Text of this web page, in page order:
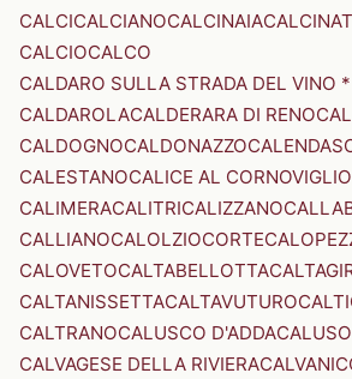
CALCICALCIANOCALCINAIA
CALCIOCALCO
CALDARO SULLA STRADA DEL VINO
CALDAROLACALDERARA DI RENO
CALDOGNOCALDONAZZO
CALESTANOCALICE AL CORNOVIGLIO
CALIMERACALITRICALIZZANO
CALLIANOCALOLZIOCORTE
CALOVETOCALTABELLOTTA
CALTANISSETTACALTAVUTURO
CALTRANOCALUSCO D'ADDACALUSO
CALVAGESE DELLA RIVIERA